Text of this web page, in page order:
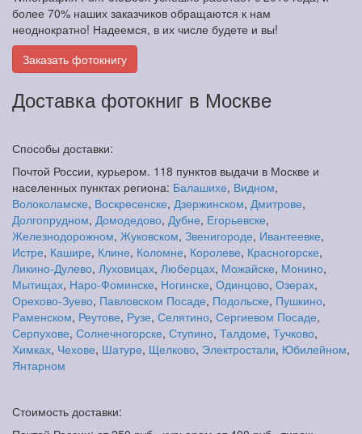
более 70% наших заказчиков обращаются к нам
неоднократно! Надеемся, в их числе будете и вы!
Заказать фотокнигу
Доставка фотокниг в Москве
Способы доставки:
Почтой России, курьером. 118 пунктов выдачи в Москве и
населенных пунктах региона: Балашихе, Видном,
Волоколамске, Воскресенске, Дзержинском, Дмитрове,
Долгопрудном, Домодедово, Дубне, Егорьевске,
Железнодорожном, Жуковском, Звенигороде, Ивантеевке,
Истре, Кашире, Клине, Коломне, Королеве, Красногорске,
Ликино-Дулево, Луховицах, Люберцах, Можайске, Монино,
Мытищах, Наро-Фоминске, Ногинске, Одинцово, Озерах,
Орехово-Зуево, Павловском Посаде, Подольске, Пушкино,
Раменском, Реутове, Рузе, Селятино, Сергиевом Посаде,
Серпухове, Солнечногорске, Ступино, Талдоме, Тучково,
Химках, Чехове, Шатуре, Щелково, Электростали, Юбилейном,
Янтарном
Стоимость доставки: